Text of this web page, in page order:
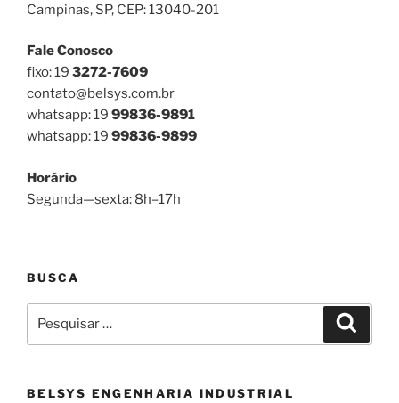
Campinas, SP, CEP: 13040-201
Fale Conosco
fixo: 19 3272-7609
contato@belsys.com.br
whatsapp: 19 99836-9891
whatsapp: 19 99836-9899
Horário
Segunda—sexta: 8h–17h
BUSCA
por:
BELSYS ENGENHARIA INDUSTRIAL